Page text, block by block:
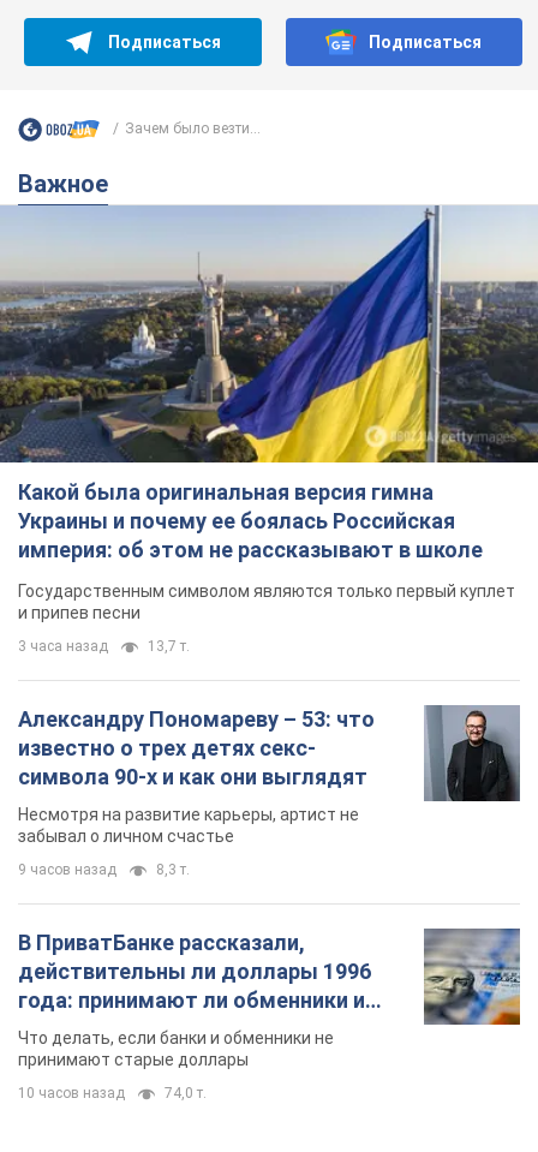
Подписаться Подписаться
Зачем было везти...
Важное
Какой была оригинальная версия гимна
Украины и почему ее боялась Российская
империя: об этом не рассказывают в школе
Государственным символом являются только первый куплет
и припев песни
3 часа назад 13,7 т.
Александру Пономареву – 53: что
известно о трех детях секс-
символа 90-х и как они выглядят
Несмотря на развитие карьеры, артист не
забывал о личном счастье
9 часов назад 8,3 т.
В ПриватБанке рассказали,
действительны ли доллары 1996
года: принимают ли обменники и
банки такие купюры
Что делать, если банки и обменники не
принимают старые доллары
10 часов назад 74,0 т.